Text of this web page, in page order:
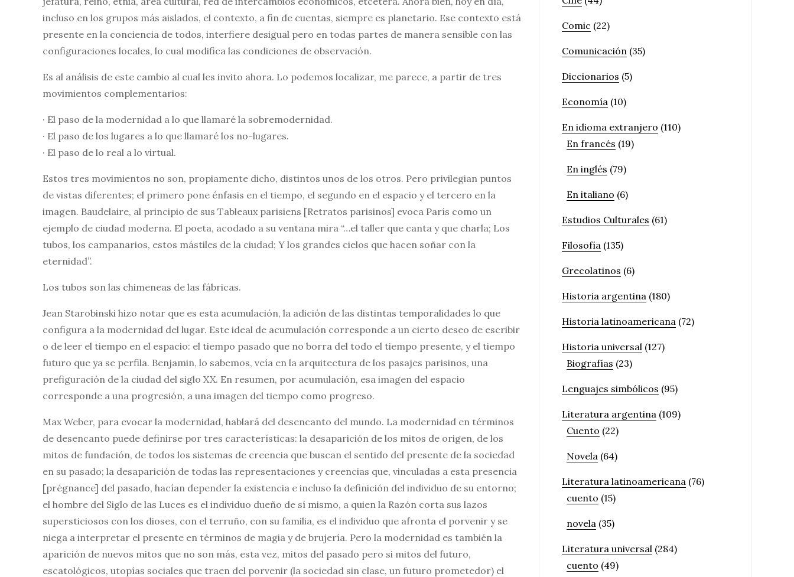
incluso en los grupos más aislados, el contexto, a fin de cuentas, siempre es planetario. Ese contexto está
presente en la conciencia de todos, interfiere desigual pero en todas partes de manera sensible con las
configuraciones locales, lo cual modifica las condiciones de observación.
Es al análisis de este cambio al cual les invito ahora. Lo podemos localizar, me parece, a partir de tres
movimientos complementarios:
· El paso de la modernidad a lo que llamaré la sobremodernidad.
· El paso de los lugares a lo que llamaré los no-lugares.
· El paso de lo real a lo virtual.
Estos tres movimientos no son, propiamente dicho, distintos unos de los otros. Pero privilegian puntos
de vistas diferentes; el primero pone énfasis en el tiempo, el segundo en el espacio y el tercero en la
imagen. Baudelaire, al principio de sus Tableaux parisiens [Retratos parisinos] evoca París como un
ejemplo de ciudad moderna. El poeta, acodado a su ventana mira “…el taller que canta y que charla; Los
tubos, los campanarios, estos mástiles de la ciudad; Y los grandes cielos que hacen soñar con la
eternidad”.
Los tubos son las chimeneas de las fábricas.
Jean Starobinski hizo notar que es esta acumulación, la adición de las distintas temporalidades lo que
configura a la modernidad del lugar. Este ideal de acumulación corresponde a un cierto deseo de escribir
o de leer el tiempo en el espacio: el tiempo pasado que no borra del todo el tiempo presente, y el tiempo
futuro que ya se perfila. Benjamin, lo sabemos, veía en la arquitectura de los pasajes parisinos, una
prefiguración de la ciudad del siglo XX. En resumen, por acumulación, esa imagen del espacio
corresponde a una progresión, a una imagen del tiempo como progreso.
Max Weber, para evocar la modernidad, hablará del desencanto del mundo. La modernidad en términos
de desencanto puede definirse por tres características: la desaparición de los mitos de origen, de los
mitos de fundación, de todos los sistemas de creencia que buscan el sentido del presente de la sociedad
en su pasado; la desaparición de todas las representaciones y creencias que, vinculadas a esta presencia
[prégnance] del pasado, hacían depender la existencia e incluso la definición del individuo de su entorno;
el hombre del Siglo de las Luces es el individuo dueño de sí mismo, a quien la Razón corta sus lazos
supersticiosos con los dioses, con el terruño, con su familia, es el individuo que afronta el porvenir y se
niega a interpretar el presente en términos de magia y de brujería. Pero la modernidad es también la
aparición de nuevos mitos que no son más, esta vez, mitos del pasado pero si mitos del futuro,
escatológicos, utopías sociales que traen del porvenir (la sociedad sin clase, un futuro prometedor) el
Comic (22)
Comunicación (35)
Diccionarios (5)
Economía (10)
En idioma extranjero (110)
En francés (19)
En inglés (79)
En italiano (6)
Estudios Culturales (61)
Filosofía (135)
Grecolatinos (6)
Historia argentina (180)
Historia latinoamericana (72)
Historia universal (127)
Biografías (23)
Lenguajes simbólicos (95)
Literatura argentina (109)
Cuento (22)
Novela (64)
Literatura latinoamericana (76)
cuento (15)
novela (35)
Literatura universal (284)
cuento (49)